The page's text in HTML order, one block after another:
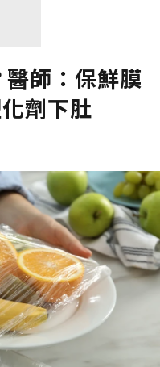
師：保鮮膜
劑下肚